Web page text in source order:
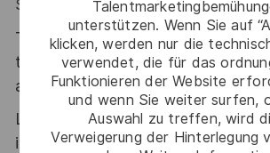
unterstützen. Wenn Sie auf
klicken, werden nur die
verwendet, die für das
Funktionieren der Website
und wenn Sie weiter surfen,
Auswahl zu treffen, wird
Verweigerung der Hinterlegung
Système.
Thales, entreprise Handi-
tous les talents. La diversité est
atout. Postulez et rejoignez nous !
Le poste pouvant nécessiter
informations relevant du secret de